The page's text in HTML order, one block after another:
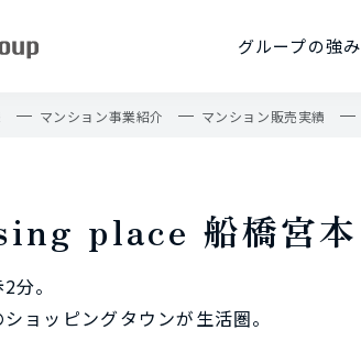
グループの強み
マンション事業紹介 マンション販売実績
place 船橋宮本
分。
ョッピングタウンが生活圏。